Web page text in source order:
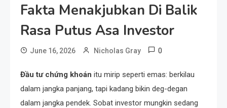
Fakta Menakjubkan Di Balik
Rasa Putus Asa Investor
June 16, 2026 Nicholas Gray 0
Đầu tư chứng khoán itu mirip seperti emas: berkilau
dalam jangka panjang, tapi kadang bikin deg-degan
dalam jangka pendek. Sobat investor mungkin sedang